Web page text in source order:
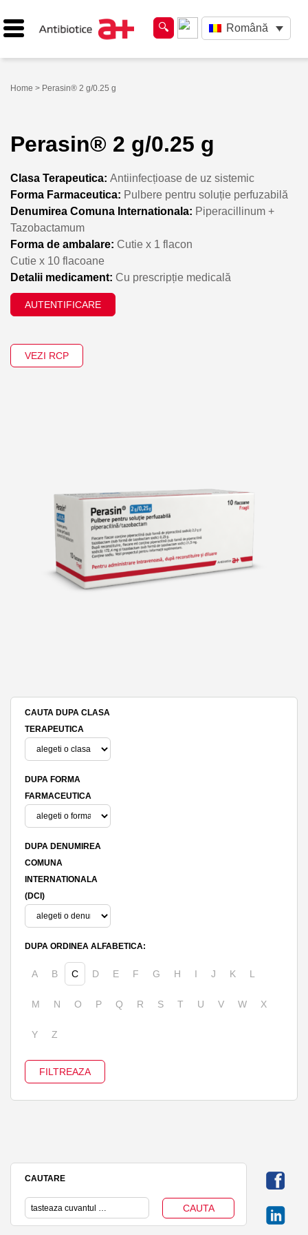
Română
Home > Perasin® 2 g/0.25 g
Perasin® 2 g/0.25 g
Clasa Terapeutica: Antiinfecțioase de uz sistemic
Forma Farmaceutica: Pulbere pentru soluție perfuzabilă
Denumirea Comuna Internationala: Piperacillinum +
Tazobactamum
Forma de ambalare: Cutie x 1 flacon
Cutie x 10 flacoane
Detalii medicament: Cu prescripție medicală
AUTENTIFICARE
VEZI RCP
CAUTA DUPA CLASA
TERAPEUTICA
DUPA FORMA
FARMACEUTICA
DUPA DENUMIREA
COMUNA
INTERNATIONALA
(DCI)
DUPA ORDINEA ALFABETICA:
A B C D E F G H I J K L
M N O P Q R S T U V W X
Y Z
CAUTARE